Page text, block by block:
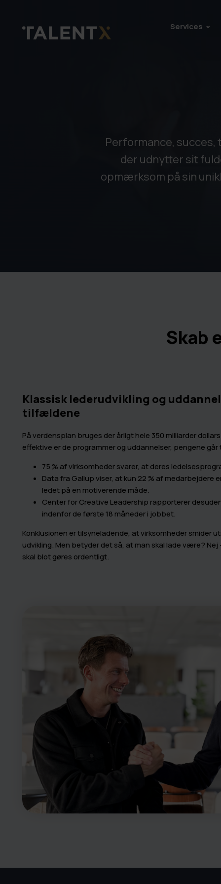
Services
Performance, succes,
der udnytter sit
opmærksom på sin
Skab
Klassisk lederudvikling og
tilfældene
På verdensplan bruges der årligt hele 350 milliarder
effektive er de programmer og uddannelser, pengene går
75 % af virksomheder svarer, at deres
Data fra Gallup viser, at kun 22 % af medarbejdere
ledet på en motiverende måde.
Center for Creative Leadership rapporterer
indenfor de første 18 måneder i jobbet.
Konklusionen er tilsyneladende, at virksomheder smider
udvikling. Men betyder det så, at man skal lade være?
skal blot gøres ordentligt.